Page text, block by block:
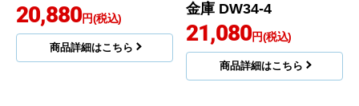
20,880円(税込)
商品詳細はこちら
金庫 DW34-4
21,080円(税込)
商品詳細はこちら